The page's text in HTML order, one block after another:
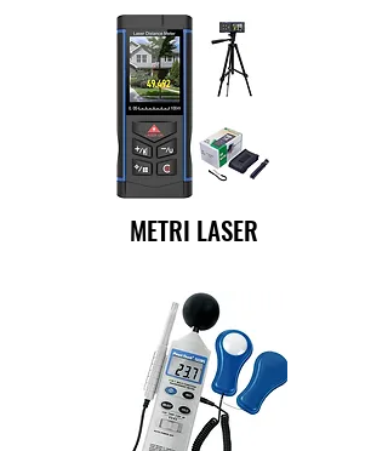
METRI LASER